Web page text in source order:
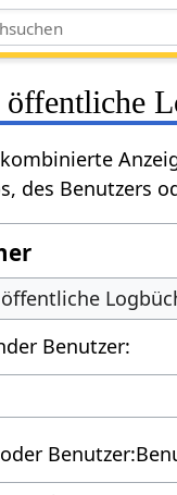
öffentliche
des Benutzers
Benutzer: